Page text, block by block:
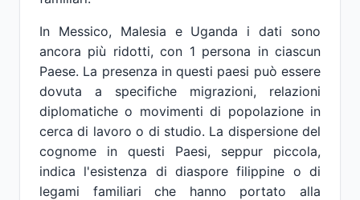
In Messico, Malesia e Uganda i dati sono
ancora più ridotti, con 1 persona in ciascun
Paese. La presenza in questi paesi può essere
dovuta a specifiche migrazioni, relazioni
diplomatiche o movimenti di popolazione in
cerca di lavoro o di studio. La dispersione del
cognome in questi Paesi, seppur piccola,
indica l'esistenza di diaspore filippine o di
legami familiari che hanno portato alla